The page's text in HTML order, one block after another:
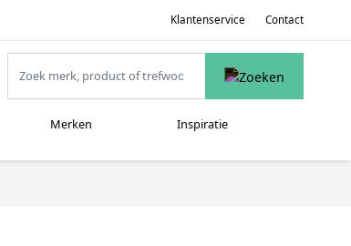
Klantenservice Contact
Merken Inspiratie